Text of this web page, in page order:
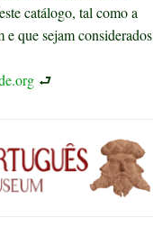
catálogo, tal como a
que sejam considerados
⮐